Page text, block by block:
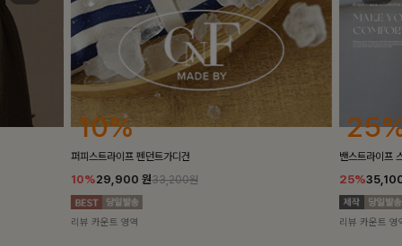
25%
밴스트라이프 스트링원피스
25%35,100 원46,800원
리뷰 카운트 영역
10%
[5천장돌파/
10%
리뷰 카운트 영